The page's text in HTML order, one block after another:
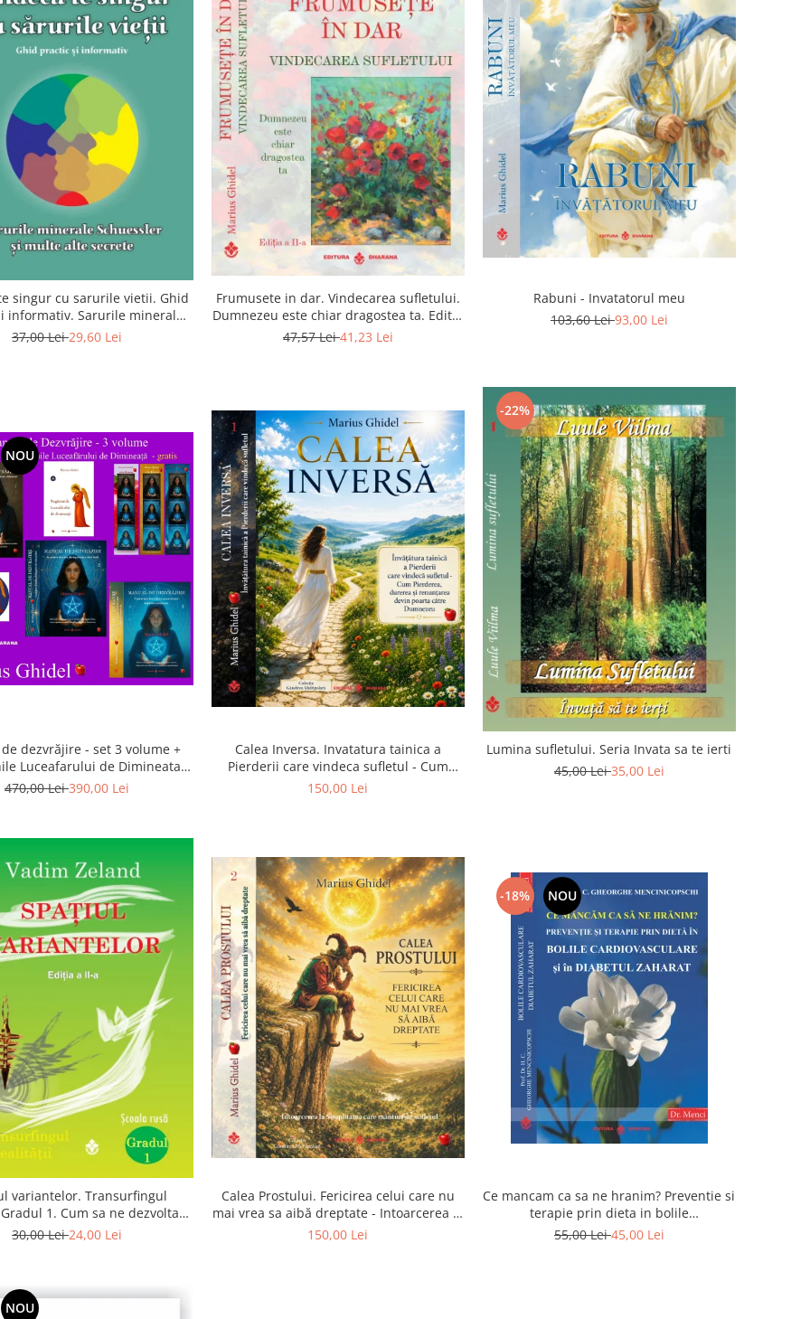
singur cu sarurile vietii. Ghid
informativ. Sarurile minerale
si multe alte secrete
37,00 Lei29,60 Lei
Frumusete in dar. Vindecarea sufletului.
Dumnezeu este chiar dragostea ta. Editia
a 2-a
47,57 Lei41,23 Lei
Rabuni - Invatatorul meu
103,60 Lei93,00 Lei
NOU
dezvrăjire - set 3 volume +
Luceafarului de Dimineata -
Gratuit)
470,00 Lei390,00 Lei
Calea Inversa. Invatatura tainica a
Pierderii care vindeca sufletul - Cum
Pierderea, durerea si renuntarea devin
150,00 Lei
-22%
Lumina sufletului. Seria Invata sa te ierti
45,00 Lei35,00 Lei
variantelor. Transurfingul
1. Cum sa ne dezvoltam
si sa ne alegem soarta
30,00 Lei24,00 Lei
Calea Prostului. Fericirea celui care nu
mai vrea sa aibă dreptate - Intoarcerea la
Simplitatea care mantuieste sufletul
150,00 Lei
-18% NOU
Ce mancam ca sa ne hranim? Preventie si
terapie prin dieta in bolile
cardiovasculare si in diabetul zaharat
55,00 Lei45,00 Lei
NOU